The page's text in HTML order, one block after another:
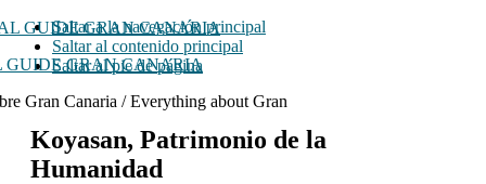
Saltar a la navegación principal
Saltar al contenido principal
Saltar al pie de página
GUIDE GRAN CANARIA
Gran Canaria / Everything about Gran
Koyasan, Patrimonio de la
Humanidad